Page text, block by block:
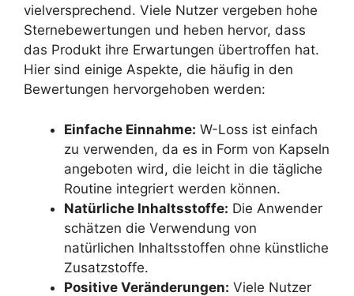
vielversprechend. Viele Nutzer vergeben hohe
Sternebewertungen und heben hervor, dass
das Produkt ihre Erwartungen übertroffen hat.
Hier sind einige Aspekte, die häufig in den
Bewertungen hervorgehoben werden:
Einfache Einnahme: W-Loss ist einfach
zu verwenden, da es in Form von Kapseln
angeboten wird, die leicht in die tägliche
Routine integriert werden können.
Natürliche Inhaltsstoffe: Die Anwender
schätzen die Verwendung von
natürlichen Inhaltsstoffen ohne künstliche
Zusatzstoffe.
Positive Veränderungen: Viele Nutzer